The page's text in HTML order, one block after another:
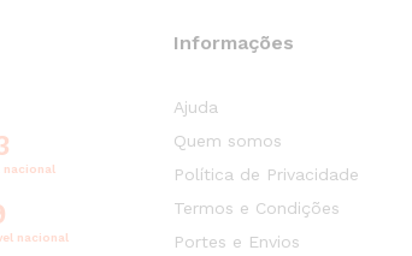
nacional
nacional
Informações
Ajuda
Quem somos
Política de Privacidade
Termos e Condições
Portes e Envios